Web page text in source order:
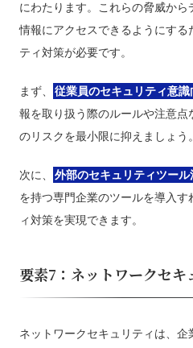
にわたります。これらの脅威か
情報にアクセスできるようにする
ティ対策が必要です。
まず、 従業員のセキュリティ意識
報を取り扱う際のルールや注意
のリスクを最小限に抑えましょう。
次に、 外部のセキュリティツール
を持つ専門企業のツールを導入
ィ対策を実現できます。
要素7：ネットワークセキ
ネットワークセキュリティは、企